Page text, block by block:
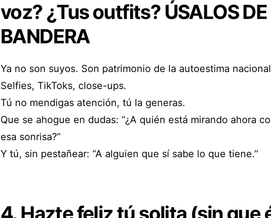
voz? ¿Tus outfits? ÚSALOS DE
BANDERA
Ya no son suyos. Son patrimonio de la autoestima
Selfies, TikToks, close-ups.
Tú no mendigas atención, tú la generas.
Que se ahogue en dudas: “¿A quién está mirando ahora
esa sonrisa?”
Y tú, sin pestañear: “A alguien que sí sabe lo que tiene.”